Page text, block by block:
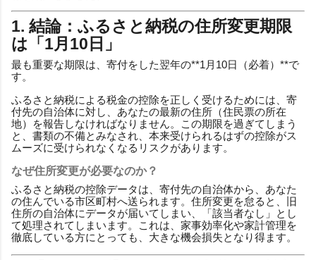
1. 結論：ふるさと納税の住所変更期限
は「1月10日」
最も重要な期限は、寄付をした翌年の**1月10日（必着）**で
す。
ふるさと納税による税金の控除を正しく受けるためには、寄
付先の自治体に対し、あなたの最新の住所（住民票の所在
地）を報告しなければなりません。この期限を過ぎてしまう
と、書類の不備とみなされ、本来受けられるはずの控除がス
ムーズに受けられなくなるリスクがあります。
なぜ住所変更が必要なのか？
ふるさと納税の控除データは、寄付先の自治体から、あなた
の住んでいる市区町村へ送られます。住所変更を怠ると、旧
住所の自治体にデータが届いてしまい、「該当者なし」とし
て処理されてしまいます。これは、家事効率化や家計管理を
徹底している方にとっても、大きな機会損失となり得ます。